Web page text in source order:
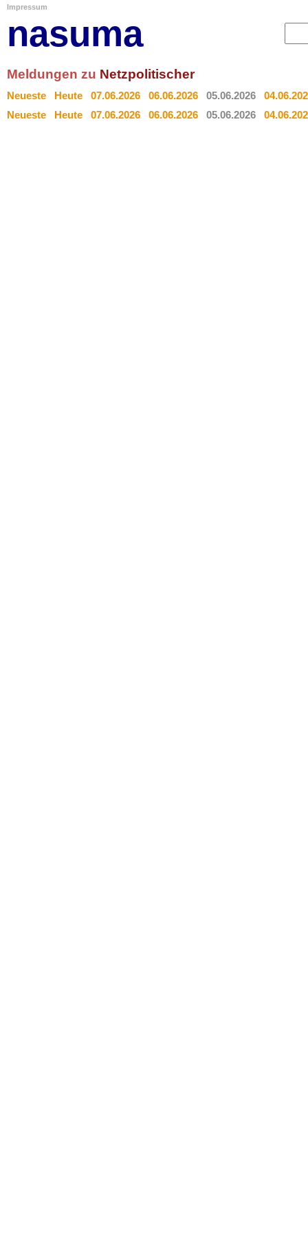
Impressum
nasuma
Meldungen zu Netzpolitischer
Neueste Heute 07.06.2026 06.06.2026 05.06.2026
Neueste
Heute 07.06.2026 06.06.2026 05.06.2026